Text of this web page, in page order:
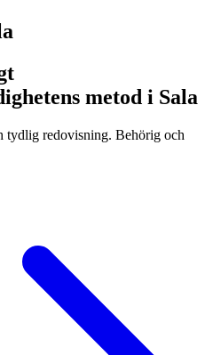
metod i Sala
tydlig redovisning. Behörig och